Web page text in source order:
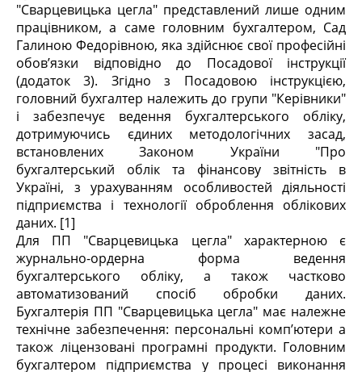
"Сварцевицька цегла" представлений лише одним
працівником, а саме головним бухгалтером, Сад
Галиною Федорівною, яка здійснює свої професійні
обов’язки відповідно до Посадової інструкції
(додаток 3). Згідно з Посадовою інструкцією,
головний бухгалтер належить до групи "Керівники"
і забезпечує ведення бухгалтерського обліку,
дотримуючись єдиних методологічних засад,
встановлених Законом України "Про
бухгалтерський облік та фінансову звітність в
Україні, з урахуванням особливостей діяльності
підприємства і технології оброблення облікових
даних. [1]
Для ПП "Сварцевицька цегла" характерною є
журнально-ордерна форма ведення
бухгалтерського обліку, а також частково
автоматизований спосіб обробки даних.
Бухгалтерія ПП "Сварцевицька цегла" має належне
технічне забезпечення: персональні комп’ютери а
також ліцензовані програмні продукти. Головним
бухгалтером підприємства у процесі виконання